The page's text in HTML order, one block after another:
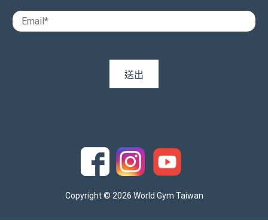
Copyright © 2026 World Gym Taiwan